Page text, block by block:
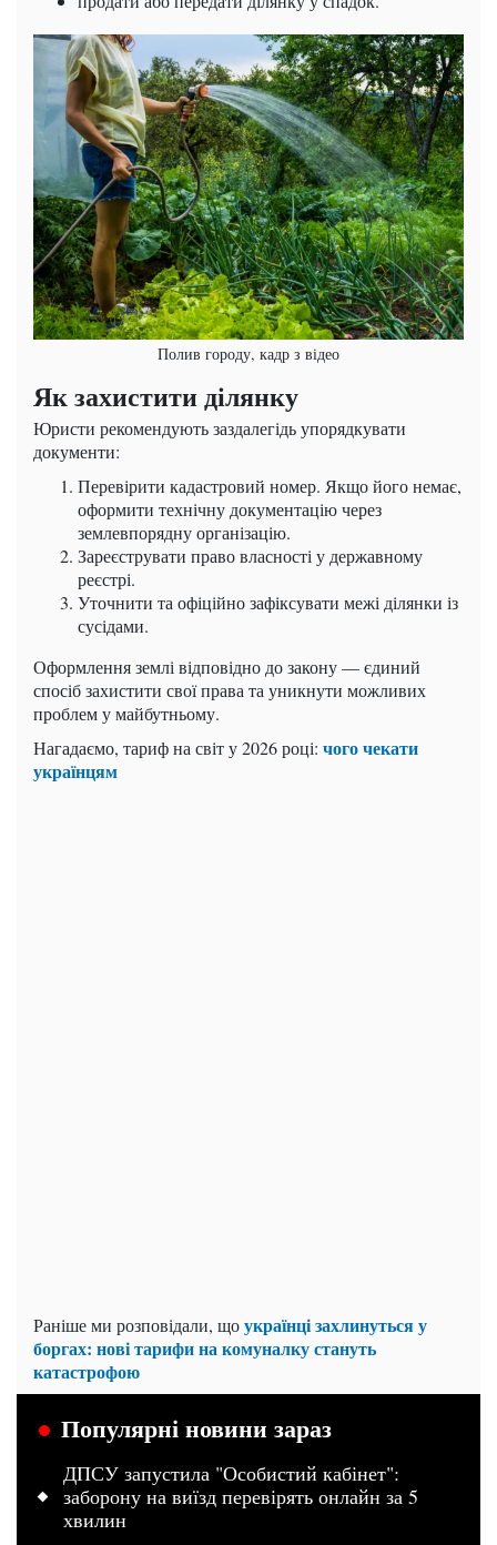
Полив городу, кадр з відео
Як захистити ділянку
Юристи рекомендують заздалегідь упорядкувати
документи:
Перевірити кадастровий номер. Якщо його немає,
оформити технічну документацію через
землевпорядну організацію.
Зареєструвати право власності у державному
реєстрі.
Уточнити та офіційно зафіксувати межі ділянки із
сусідами.
Оформлення землі відповідно до закону — єдиний
спосіб захистити свої права та уникнути можливих
проблем у майбутньому.
Нагадаємо, тариф на світ у 2026 році: чого чекати
українцям
Раніше ми розповідали, щоукраїнці захлинуться у
боргах: нові тарифи на комуналку стануть
катастрофою
Популярні новини зараз
ДПСУ запустила "Особистий кабінет":
заборону на виїзд перевірять онлайн за 5
хвилин